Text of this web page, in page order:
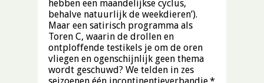
hebben een maandelijkse cyclus,
behalve natuurlijk de weekdieren’).
Maar een satirisch programma als
Toren C, waarin de drollen en
ontploffende testikels je om de oren
vliegen en ogenschijnlijk geen thema
wordt geschuwd? We telden in zes